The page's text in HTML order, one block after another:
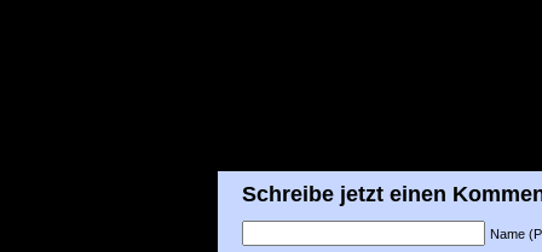
Schreibe jetzt einen
Name